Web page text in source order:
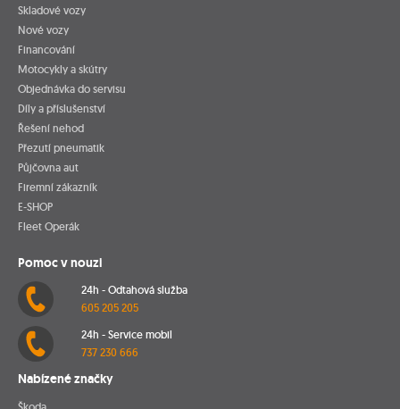
Skladové vozy
Nové vozy
Financování
Motocykly a skútry
Objednávka do servisu
Díly a příslušenství
Řešení nehod
Přezutí pneumatik
Půjčovna aut
Firemní zákazník
E-SHOP
Fleet Operák
Pomoc v nouzi
24h - Odtahová služba
605 205 205
24h - Service mobil
737 230 666
Nabízené značky